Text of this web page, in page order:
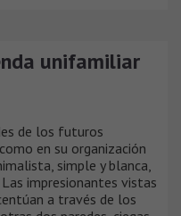
unifamiliar
de los futuros
en su organización
simple y blanca,
impresionantes vistas
a través de los